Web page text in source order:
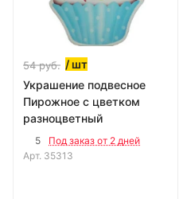
54руб. / шт
Украшение подвесное
Пирожное с цветком
разноцветный
5
Под заказ от 2 дней
Арт. 35313